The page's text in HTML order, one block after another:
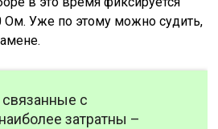
Ом. Уже по этому можно судить,
с
затратны –